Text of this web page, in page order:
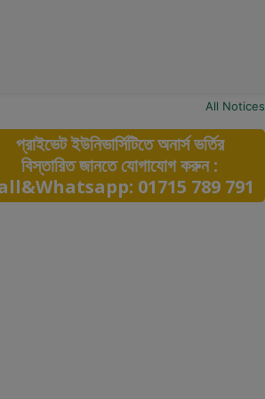
All Notices
প্রাইভেট ইউনিভার্সিটিতে অনার্স ভর্তির
বিস্তারিত জানতে যোগাযোগ করুন :
01715 789 791